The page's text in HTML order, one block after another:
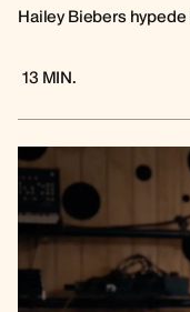
Hailey Biebers
13 MIN.